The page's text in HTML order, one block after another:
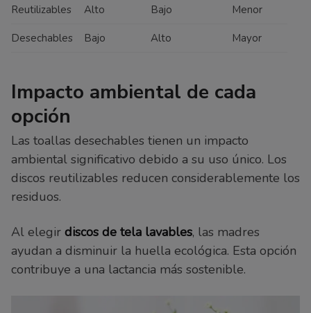
Reutilizables Alto Bajo Menor
Desechables Bajo Alto Mayor
Impacto ambiental de cada
opción
Las toallas desechables tienen un impacto
ambiental significativo debido a su uso único. Los
discos reutilizables reducen considerablemente los
residuos.
Al elegir discos de tela lavables, las madres
ayudan a disminuir la huella ecológica. Esta opción
contribuye a una lactancia más sostenible.